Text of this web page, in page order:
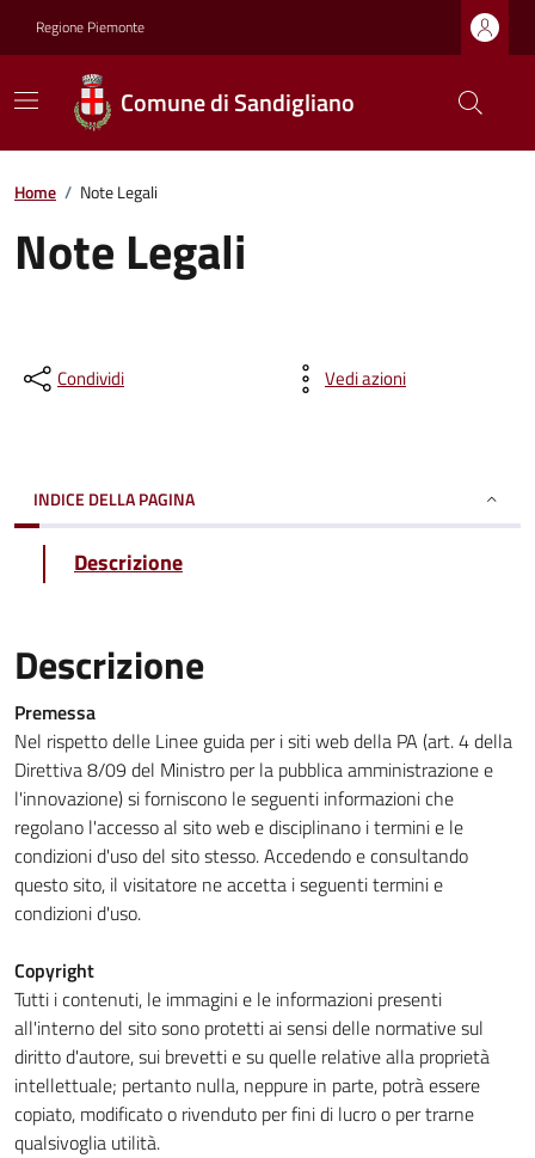
Regione Piemonte
Comune di Sandigliano
Home / Note Legali
Note Legali
Condividi Vedi azioni
INDICE DELLA PAGINA
Descrizione
Descrizione
Premessa
Nel rispetto delle Linee guida per i siti web della PA (art. 4 della
Direttiva 8/09 del Ministro per la pubblica amministrazione e
l'innovazione) si forniscono le seguenti informazioni che
regolano l'accesso al sito web e disciplinano i termini e le
condizioni d'uso del sito stesso. Accedendo e consultando
questo sito, il visitatore ne accetta i seguenti termini e
condizioni d'uso.
Copyright
Tutti i contenuti, le immagini e le informazioni presenti
all'interno del sito sono protetti ai sensi delle normative sul
diritto d'autore, sui brevetti e su quelle relative alla proprietà
intellettuale; pertanto nulla, neppure in parte, potrà essere
copiato, modificato o rivenduto per fini di lucro o per trarne
qualsivoglia utilità.